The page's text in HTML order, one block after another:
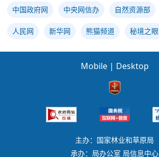
中国政府网 中央网信办 自然资源部
人民网 新华网 熊猫频道 秘境之眼
Mobile | Desktop
主办：国家林业和草原局
承办：局办公室 局信息中心